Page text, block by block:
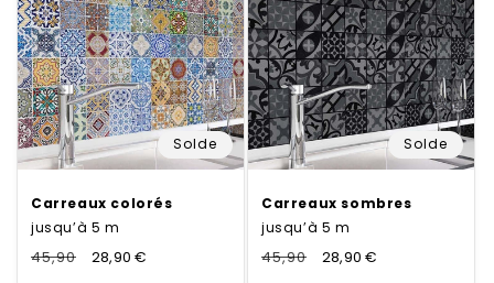
Solde
Carreaux colorés
jusqu’à 5 m
Normaler
45,90 Verkaufspreis
28,90 €
Solde
Carreaux sombres
jusqu’à 5 m
Normaler
45,90 Verkaufspreis
28,90 €